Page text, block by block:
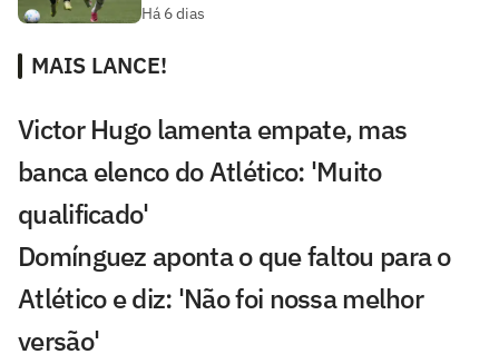
Há 6 dias
MAIS LANCE!
Victor Hugo lamenta empate, mas
banca elenco do Atlético: 'Muito
qualificado'
Domínguez aponta o que faltou para o
Atlético e diz: 'Não foi nossa melhor
versão'